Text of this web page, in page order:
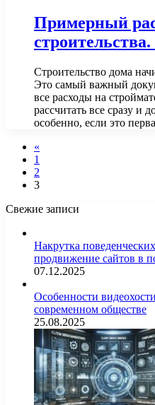
Примерный
Строительство дома
Это самый важный
все расходы на
рассчитать все сразу и
особенно, если это
«
1
2
3
Свежие записи
Накрутка
продвижение сайтов в
07.12.2025
Особенности
современном обществе
25.08.2025